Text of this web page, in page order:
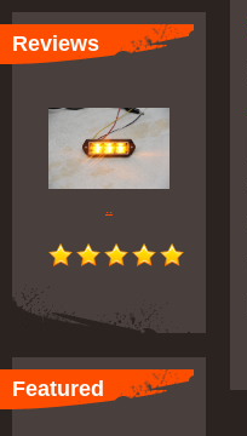
Reviews
..
Featured